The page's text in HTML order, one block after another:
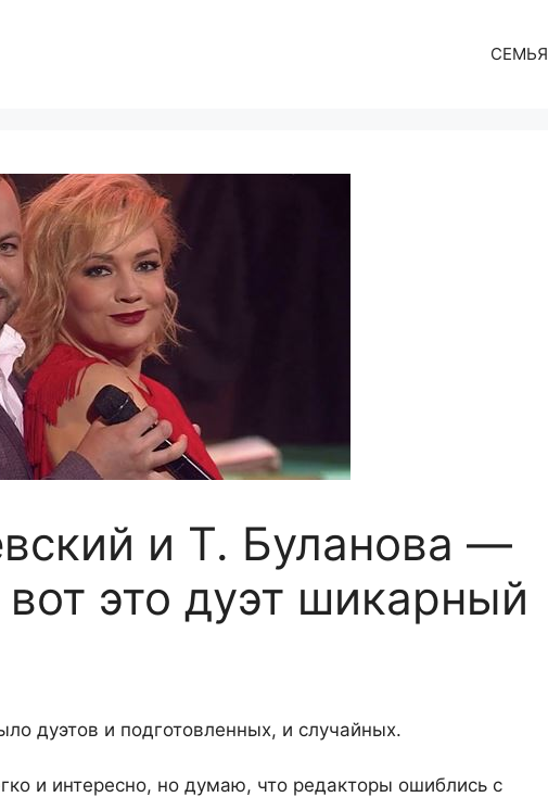
СЕМЬЯ
и Т. Буланова —
это дуэт шикарный
дуэтов и подготовленных, и случайных.
и интересно, но думаю, что редакторы ошиблись с